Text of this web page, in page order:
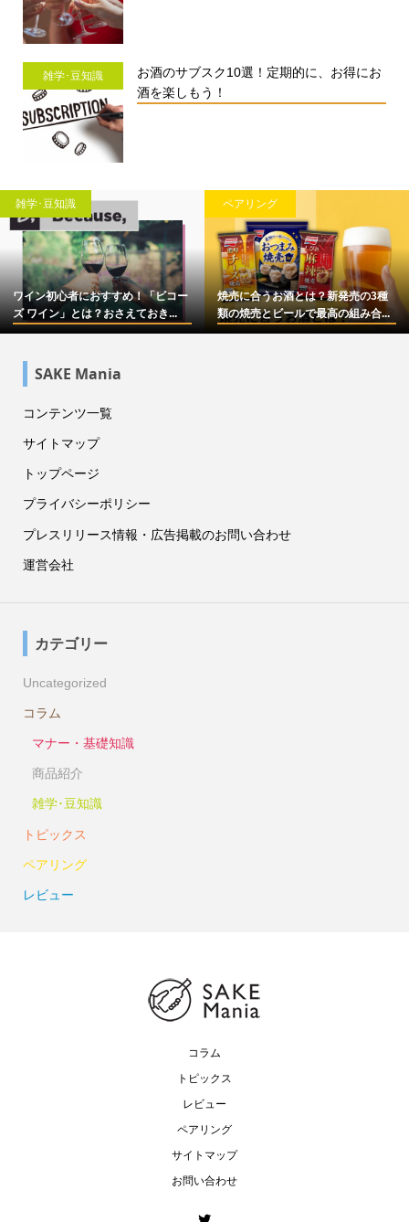
雑学･豆知識
お酒のサブスク10選！定期的に、お得にお
酒を楽しもう！
雑学･豆知識
ワイン初心者におすすめ！「ビコー
ズ ワイン」とは？おさえておき...
ペアリング
焼売に合うお酒とは？新発売の3種
類の焼売とビールで最高の組み合...
SAKE Mania
コンテンツ一覧
サイトマップ
トップページ
プライバシーポリシー
プレスリリース情報・広告掲載のお問い合わせ
運営会社
カテゴリー
Uncategorized
コラム
マナー・基礎知識
商品紹介
雑学･豆知識
トピックス
ペアリング
レビュー
コラム
トピックス
レビュー
ペアリング
サイトマップ
お問い合わせ